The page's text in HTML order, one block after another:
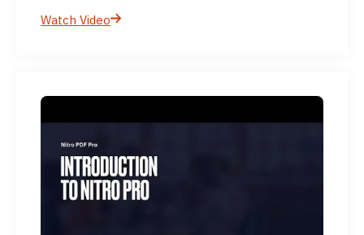
Watch Video